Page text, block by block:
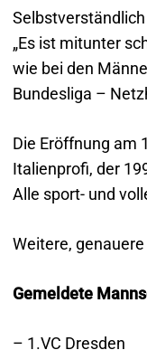
„Es ist mitunter
wie bei den
Bundesliga –
Die Eröffnung am
Italienprofi, der
Alle sport- und
Weitere,
Gemeldete
– 1.VC Dresden